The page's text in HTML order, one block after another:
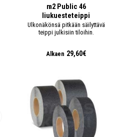
m2 Public 46
liukuesteteippi
Ulkonäkönsä pitkään säilyttävä
teippi julkisiin tiloihin.
Alkaen 29,60€